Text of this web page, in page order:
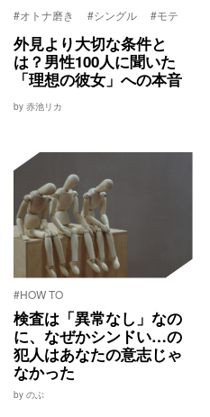
#オトナ磨き #シングル #モテ
外見より大切な条件と
は？男性100人に聞いた
「理想の彼女」への本音
by 赤池リカ
#HOW TO
検査は「異常なし」なの
に、なぜかシンドい…の
犯人はあなたの意志じゃ
なかった
by のぶ